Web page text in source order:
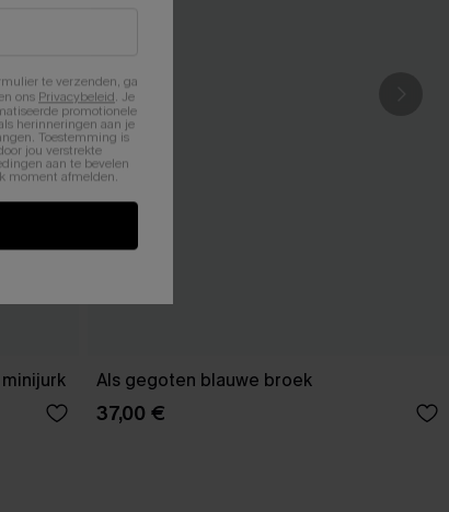
Als gegoten blauwe broek
37,00 €
te verzenden, ga
ons Privacybeleid. Je
promotionele
herinneringen aan je
Toestemming is
jou verstrekte
aan te bevelen
moment afmelden.